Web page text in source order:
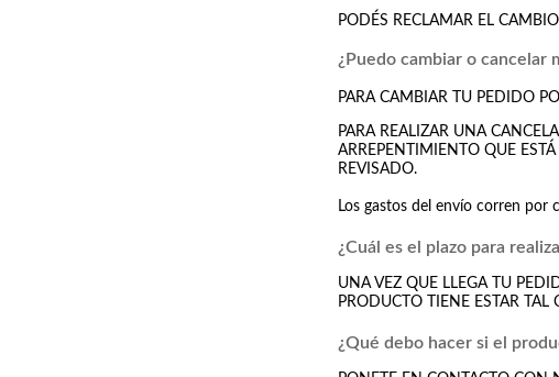
PODÉS RECLAMAR EL
¿Puedo cambiar o cancelar
PARA CAMBIAR TU PEDIDO
PARA REALIZAR UNA
ARREPENTIMIENTO QUE
REVISADO.
Los gastos del envío corren por
¿Cuál es el plazo para
UNA VEZ QUE LLEGA TU
PRODUCTO TIENE ESTAR
¿Qué debo hacer si el